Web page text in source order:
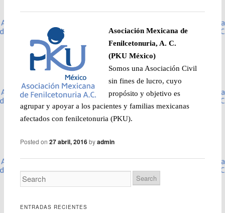
Asociación Mexicana de
Fenilcetonuria, A. C.
(PKU México)
Somos una Asociación Civil
sin fines de lucro, cuyo
propósito y objetivo es
agrupar y apoyar a los pacientes y familias mexicanas
afectados con fenilcetonuria (PKU).
Posted on27 abril, 2016 byadmin
ENTRADAS RECIENTES